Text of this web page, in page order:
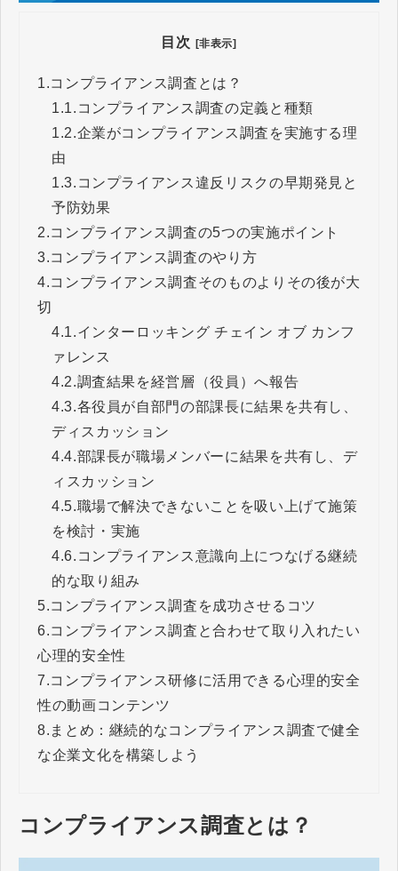
目次 [非表示]
1.コンプライアンス調査とは？
1.1. コンプライアンス調査の定義と種類
1.2.企業がコンプライアンス調査を実施する理
由
1.3. コンプライアンス違反リスクの早期発見と
予防効果
2.コンプライアンス調査の5つの実施ポイント
3.コンプライアンス調査のやり方
4.コンプライアンス調査そのものよりその後が大
切
4.1.インターロッキング チェイン オブ カンフ
ァレンス
4.2.調査結果を経営層（役員）へ報告
4.3.各役員が自部門の部課長に結果を共有し、
ディスカッション
4.4.部課長が職場メンバーに結果を共有し、デ
ィスカッション
4.5.職場で解決できないことを吸い上げて施策
を検討・実施
4.6. コンプライアンス意識向上につなげる継続
的な取り組み
5.コンプライアンス調査を成功させるコツ
6.コンプライアンス調査と合わせて取り入れたい
心理的安全性
7.コンプライアンス研修に活用できる心理的安全
性の動画コンテンツ
8. まとめ：継続的なコンプライアンス調査で健全
な企業文化を構築しよう
コンプライアンス調査とは？